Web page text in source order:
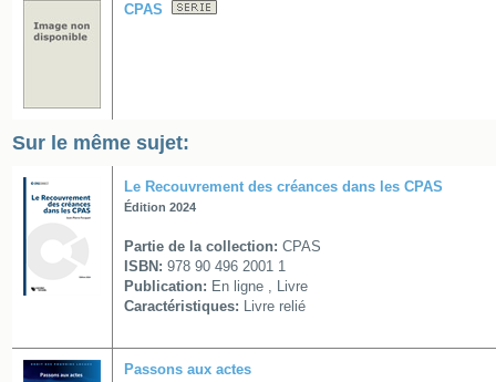
CPAS
Sur le même sujet:
Le Recouvrement des créances dans les CPAS
Édition 2024
Partie de la collection: CPAS
ISBN: 978 90 496 2001 1
Publication: En ligne , Livre
Caractéristiques: Livre relié
Passons aux actes